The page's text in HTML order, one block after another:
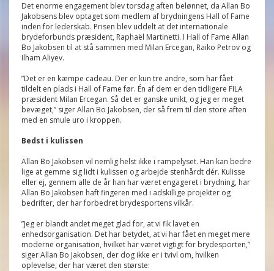
Det enorme engagement blev torsdag aften belønnet, da Allan Bo
Jakobsens blev optaget som medlem af brydningens Hall of Fame
inden for lederskab. Prisen blev uddelt at det internationale
brydeforbunds præsident, Raphaël Martinetti. I Hall of Fame Allan
Bo Jakobsen til at stå sammen med Milan Ercegan, Raiko Petrov og
Ilham Aliyev.
”Det er en kæmpe cadeau. Der er kun tre andre, som har fået
tildelt en plads i Hall of Fame før. Én af dem er den tidligere FILA
præsident Milan Ercegan. Så det er ganske unikt, og jeg er meget
bevæget,” siger Allan Bo Jakobsen, der så frem til den store aften
med en smule uro i kroppen.
Bedst i kulissen
Allan Bo Jakobsen vil nemlig helst ikke i rampelyset. Han kan bedre
lige at gemme sig lidt i kulissen og arbejde stenhårdt dér. Kulisse
eller ej, gennem alle de år han har været engageret i brydning, har
Allan Bo Jakobsen haft fingeren med i adskillige projekter og
bedrifter, der har forbedret brydesportens vilkår.
”Jeg er blandt andet meget glad for, at vi fik lavet en
enhedsorganisation. Det har betydet, at vi har fået en meget mere
moderne organisation, hvilket har været vigtigt for brydesporten,”
siger Allan Bo Jakobsen, der dog ikke er i tvivl om, hvilken
oplevelse, der har været den største: